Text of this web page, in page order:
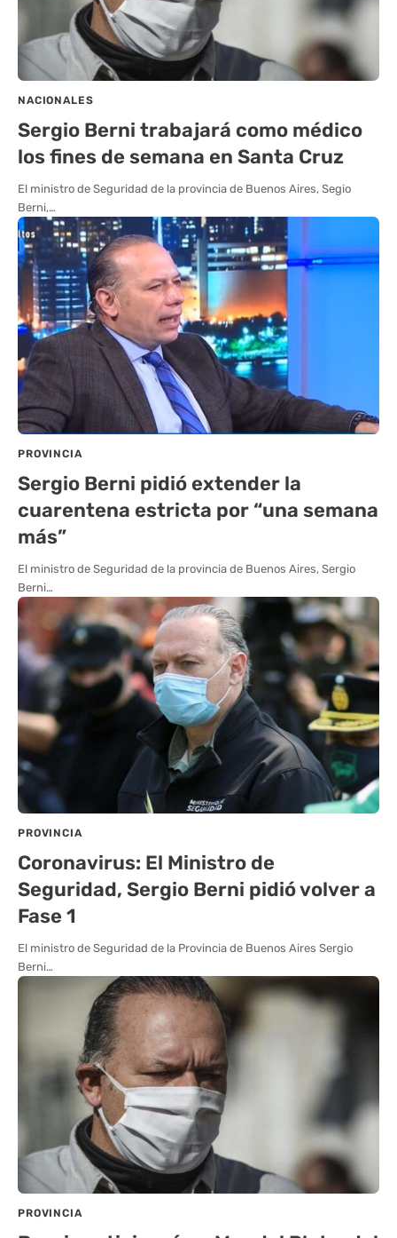
NACIONALES
Sergio Berni trabajará como médico
los fines de semana en Santa Cruz
El ministro de Seguridad de la provincia de Buenos Aires, Segio
Berni,…
PROVINCIA
Sergio Berni pidió extender la
cuarentena estricta por “una semana
más”
El ministro de Seguridad de la provincia de Buenos Aires, Sergio
Berni…
PROVINCIA
Coronavirus: El Ministro de
Seguridad, Sergio Berni pidió volver a
Fase 1
El ministro de Seguridad de la Provincia de Buenos Aires Sergio
Berni…
PROVINCIA